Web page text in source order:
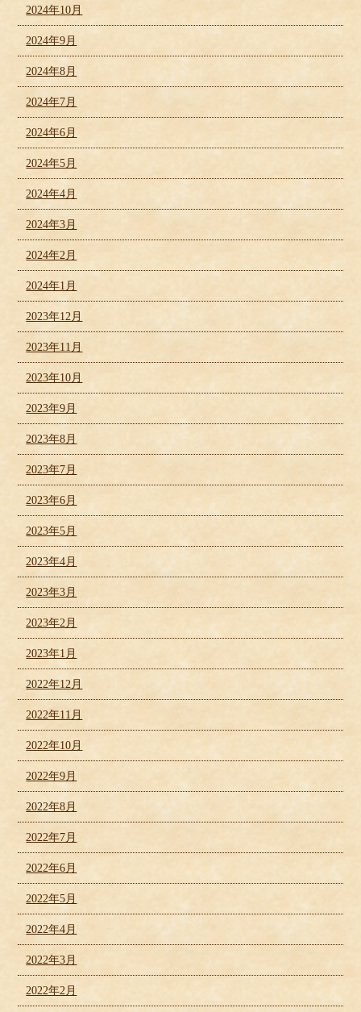
2024年10月
2024年9月
2024年8月
2024年7月
2024年6月
2024年5月
2024年4月
2024年3月
2024年2月
2024年1月
2023年12月
2023年11月
2023年10月
2023年9月
2023年8月
2023年7月
2023年6月
2023年5月
2023年4月
2023年3月
2023年2月
2023年1月
2022年12月
2022年11月
2022年10月
2022年9月
2022年8月
2022年7月
2022年6月
2022年5月
2022年4月
2022年3月
2022年2月